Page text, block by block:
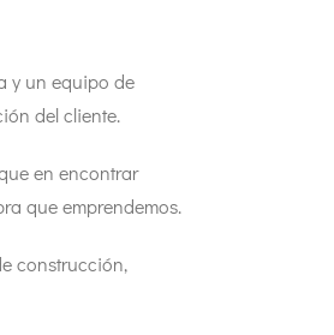
y un equipo de
del cliente.
en encontrar
que emprendemos.
construcción,